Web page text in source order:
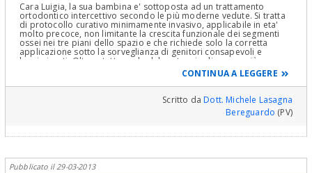
Cara Luigia, la sua bambina e' sottoposta ad un trattamento
ortodontico intercettivo secondo le più moderne vedute. Si tratta
di protocollo curativo minimamente invasivo, applicabile in eta'
molto precoce, non limitante la crescita funzionale dei segmenti
ossei nei tre piani dello spazio e che richiede solo la corretta
applicazione sotto la sorveglianza di genitori consapevoli e
lungimiranti. Oltre a tutto gode del vantaggio di essere più
economico di un antiquato e spesso dannoso trattamento fisso,
molto proficuo economicamente per chi lo applica per una serie
infinita di anni. Anche se non lo ha capito lei e' stata molto
fortunata ad essersi rivolta ad uno dei davvero pochi
professionisti preparati. Michele Lasagna
CONTINUA A LEGGERE
Scritto daDott. Michele Lasagna
Bereguardo (PV)
Pubblicato il 29-03-2013